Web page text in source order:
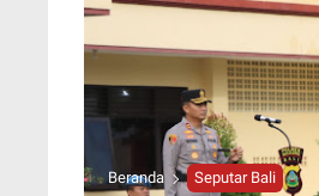
Beranda Seputar Bali